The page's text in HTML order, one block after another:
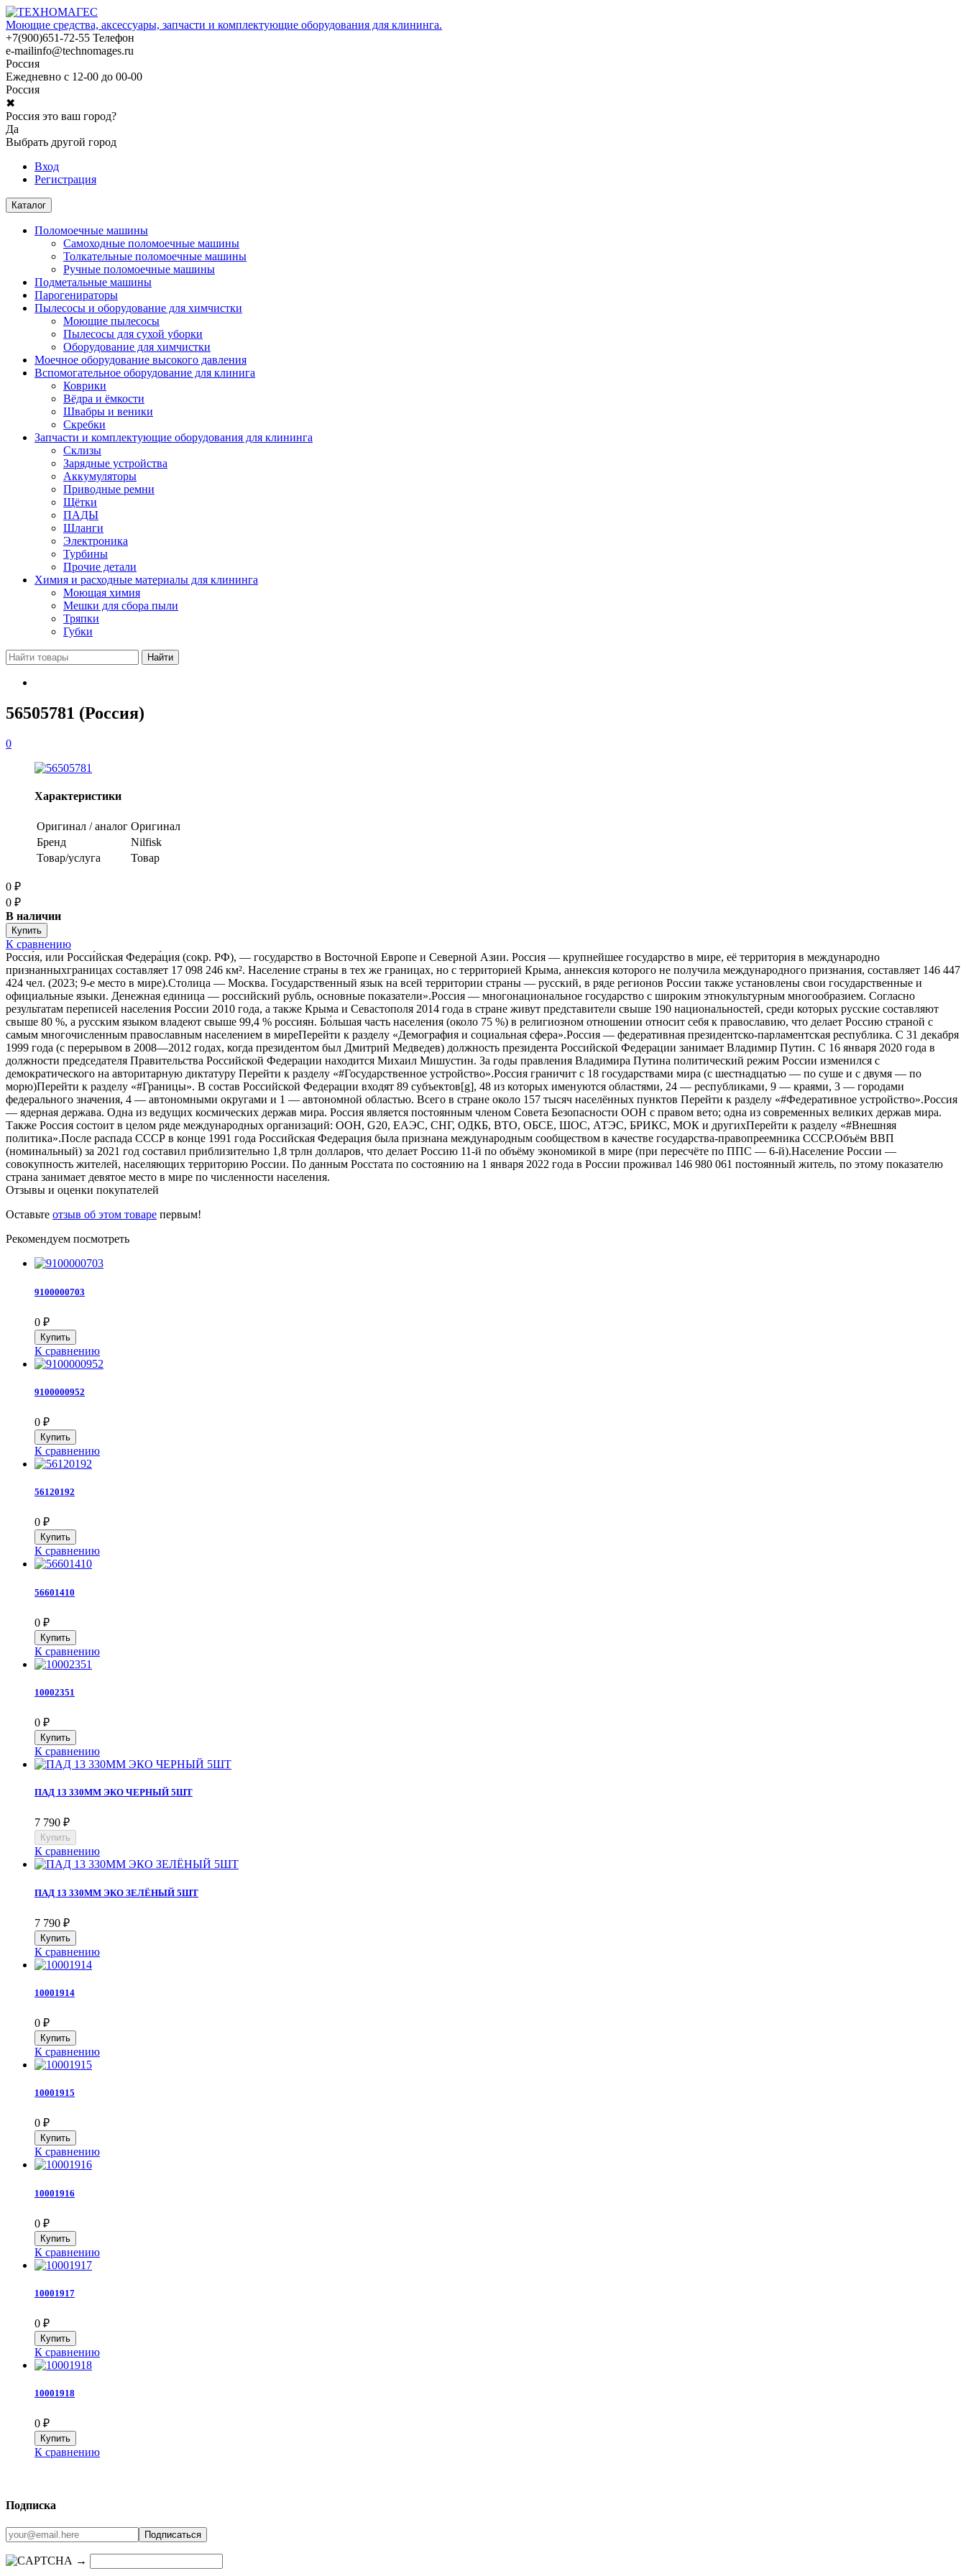
Моющие средства, аксессуары, запчасти и комплектующие оборудования для клининга.
+7(900)651-72-55 Телефон
e-mailinfo@technomages.ru
Россия
Ежедневно с 12-00 до 00-00
Россия
✖
Россия это ваш город?
Да
Выбрать другой город
Вход
Регистрация
Каталог
Поломоечные машины
Самоходные поломоечные машины
Толкательные поломоечные машины
Ручные поломоечные машины
Подметальные машины
Парогенираторы
Пылесосы и оборудование для химчистки
Моющие пылесосы
Пылесосы для сухой уборки
Оборудование для химчистки
Моечное оборудование высокого давления
Вспомогательное оборудование для клинига
Коврики
Вёдра и ёмкости
Швабры и веники
Скребки
Запчасти и комплектующие оборудования для клининга
Склизы
Зарядные устройства
Аккумуляторы
Приводные ремни
Щётки
ПАДЫ
Шланги
Электроника
Турбины
Прочие детали
Химия и расходные материалы для клининга
Моющая химия
Мешки для сбора пыли
Тряпки
Губки
56505781 (Россия)
0
Характеристики
Оригинал / аналог Оригинал
Бренд
Nilfisk
Товар/услуга
Товар
0 ₽
0 ₽
В наличии
К сравнению
Росси́я, или Росси́йская Федера́ция (сокр. РФ), — государство в Восточной Европе и Северной Азии. Россия — крупнейшее государство в мире, её территория в международно
признанныхграницах составляет 17 098 246 км². Население страны в тех же границах, но с территорией Крыма, аннексия которого не получила международного признания, составляет 146 447
424 чел. (2023; 9-е место в мире).Столица — Москва. Государственный язык на всей территории страны — русский, в ряде регионов России также установлены свои государственные и
официальные языки. Денежная единица — российский рубль, основные показатели».Россия — многонациональное государство с широким этнокультурным многообразием. Согласно
результатам переписей населения России 2010 года, а также Крыма и Севастополя 2014 года в стране живут представители свыше 190 национальностей, среди которых русские составляют
свыше 80 %, а русским языком владеют свыше 99,4 % россиян. Бо́льшая часть населения (около 75 %) в религиозном отношении относит себя к православию, что делает Россию страной с
самым многочисленным православным населением в миреПерейти к разделу «Демография и социальная сфера».Россия — федеративная президентско-парламентская республика. С 31 декабря
1999 года (с перерывом в 2008—2012 годах, когда президентом был Дмитрий Медведев) должность президента Российской Федерации занимает Владимир Путин. C 16 января 2020 года в
должности председателя Правительства Российской Федерации находится Михаил Мишустин. За годы правления Владимира Путина политический режим России изменился с
демократического на авторитарную диктатуру Перейти к разделу «#Государственное устройство».Россия граничит с 18 государствами мира (с шестнадцатью — по суше и с двумя — по
морю)Перейти к разделу «#Границы». В состав Российской Федерации входят 89 субъектов[g], 48 из которых именуются областями, 24 — республиками, 9 — краями, 3 — городами
федерального значения, 4 — автономными округами и 1 — автономной областью. Всего в стране около 157 тысяч населённых пунктов Перейти к разделу «#Федеративное устройство».Россия
— ядерная держава. Одна из ведущих космических держав мира. Россия является постоянным членом Совета Безопасности ООН с правом вето; одна из современных великих держав мира.
Также Россия состоит в целом ряде международных организаций: ООН, G20, ЕАЭС, СНГ, ОДКБ, ВТО, ОБСЕ, ШОС, АТЭС, БРИКС, МОК и другихПерейти к разделу «#Внешняя
политика».После распада СССР в конце 1991 года Российская Федерация была признана международным сообществом в качестве государства-правопреемника СССР.Объём ВВП
(номинальный) за 2021 год составил приблизительно 1,8 трлн долларов, что делает Россию 11-й по объёму экономикой в мире (при пересчёте по ППС — 6-й).Население России —
совокупность жителей, населяющих территорию России. По данным Росстата по состоянию на 1 января 2022 года в России проживал 146 980 061 постоянный житель, по этому показателю
страна занимает девятое место в мире по численности населения.
Отзывы и оценки покупателей
Оставьте отзыв об этом товаре первым!
Рекомендуем посмотреть
9100000703
0 ₽
К сравнению
9100000952
0 ₽
К сравнению
56120192
0 ₽
К сравнению
56601410
0 ₽
К сравнению
10002351
0 ₽
К сравнению
ПАД 13 330ММ ЭКО ЧЕРНЫЙ 5ШТ
7 790 ₽
К сравнению
ПАД 13 330ММ ЭКО ЗЕЛЁНЫЙ 5ШТ
7 790 ₽
К сравнению
10001914
0 ₽
К сравнению
10001915
0 ₽
К сравнению
10001916
0 ₽
К сравнению
10001917
0 ₽
К сравнению
10001918
0 ₽
К сравнению
Подписка
→